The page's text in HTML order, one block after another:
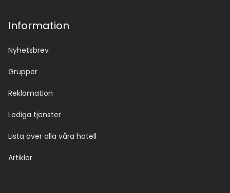
Information
Nyhetsbrev
Grupper
Reklamation
Lediga tjänster
Lista över alla våra hotell
Artiklar